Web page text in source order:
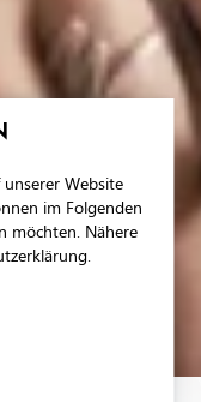
Website
im Folgenden
möchten. Nähere
für die
die Drittanbieter-